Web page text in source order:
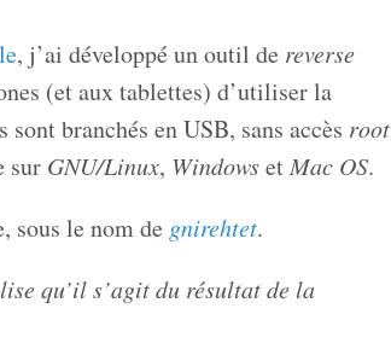
, j’ai développé un outil de reverse
(et aux tablettes) d’utiliser la
branchés en USB, sans accès root
sur GNU/Linux, Windowset Mac OS.
sous le nom de gnirehtet.
qu’il s’agit du résultat de la